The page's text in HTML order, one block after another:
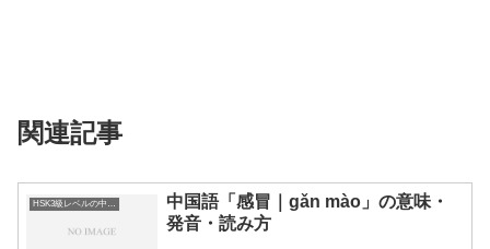
関連記事
中国語「感冒｜gǎn mào」の意味・
発音・読み方